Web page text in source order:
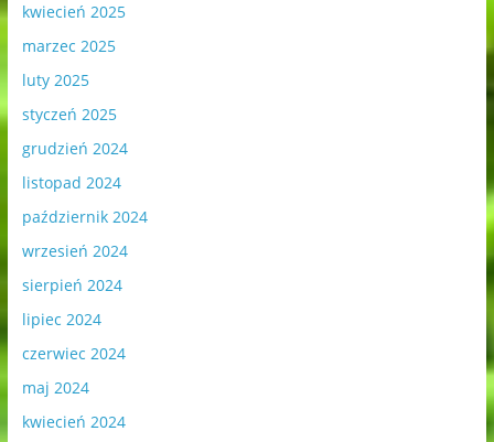
kwiecień 2025
marzec 2025
luty 2025
styczeń 2025
grudzień 2024
listopad 2024
październik 2024
wrzesień 2024
sierpień 2024
lipiec 2024
czerwiec 2024
maj 2024
kwiecień 2024